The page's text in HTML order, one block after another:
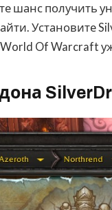
шанс получить
Установите
Of Warcraft